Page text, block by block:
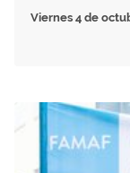
Viernes 4 de